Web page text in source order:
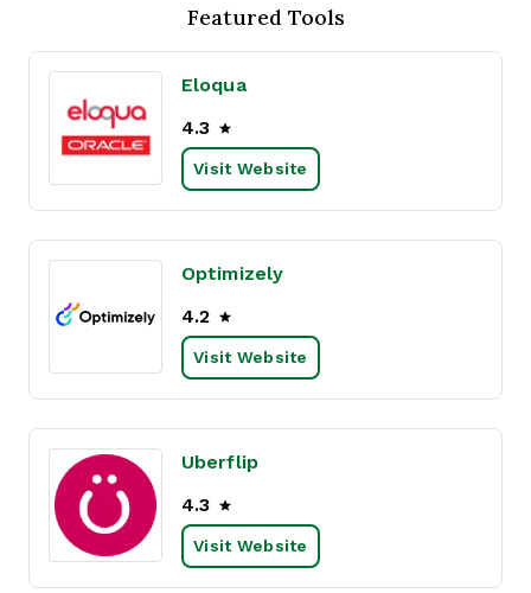
Featured Tools
Eloqua
4.3
Visit Website
Optimizely
4.2
Visit Website
Uberflip
4.3
Visit Website